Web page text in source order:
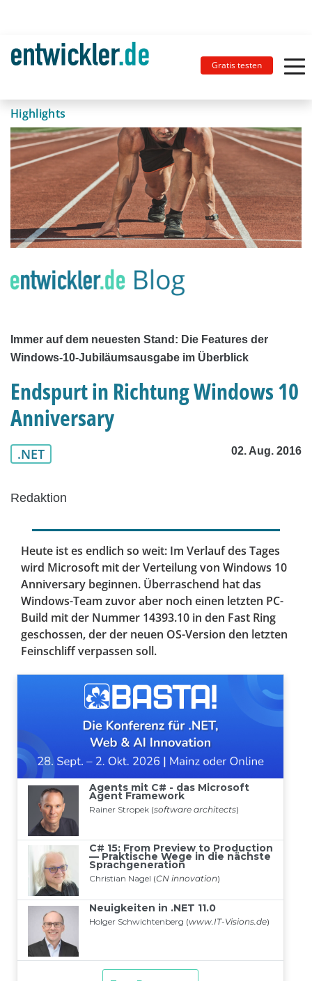
Gratis testen
Highlights
Immer auf dem neuesten Stand: Die Features der
Windows-10-Jubiläumsausgabe im Überblick
Endspurt in Richtung Windows 10
Anniversary
.NET 02. Aug. 2016
Redaktion
Heute ist es endlich so weit: Im Verlauf des Tages
wird Microsoft mit der Verteilung von Windows 10
Anniversary beginnen. Überraschend hat das
Windows-Team zuvor aber noch einen letzten PC-
Build mit der Nummer 14393.10 in den Fast Ring
geschossen, der der neuen OS-Version den letzten
Feinschliff verpassen soll.